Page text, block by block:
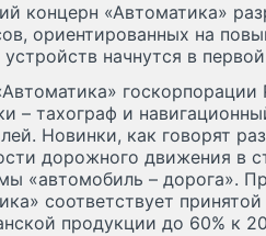
концерн «Автоматика»
ориентированных на
начнутся в
– тахограф и
Новинки, как говорят
дорожного движения в
«автомобиль – дорога».
соответствует
продукции до 60% к